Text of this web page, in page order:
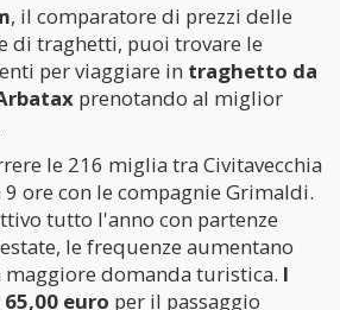
, il comparatore di prezzi delle
di traghetti, puoi trovare le
per viaggiare in traghetto da
prenotando al miglior
le 216 miglia tra Civitavecchia
ore con le compagnie Grimaldi.
tutto l'anno con partenze
le frequenze aumentano
domanda turistica. I
euro per il passaggio